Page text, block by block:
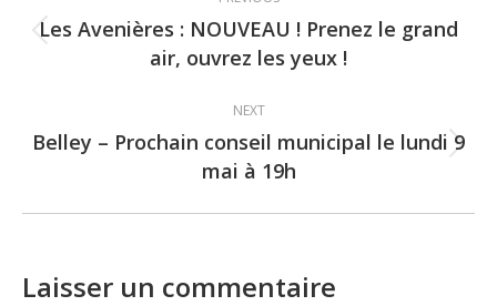
navigation
Previous
post:
Les Avenières : NOUVEAU ! Prenez le grand
air, ouvrez les yeux !
NEXT
Next
post:
Belley – Prochain conseil municipal le lundi 9
mai à 19h
Laisser un commentaire